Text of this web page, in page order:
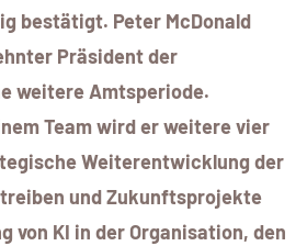
bestätigt. Peter McDonald
Präsident der
weitere Amtsperiode.
Team wird er weitere vier
Weiterentwicklung der
und Zukunftsprojekte
von KI in der Organisation, den